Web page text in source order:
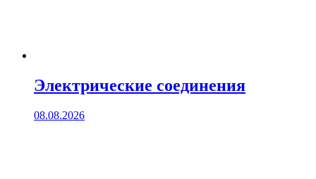
Электрические соединения
08.08.2026